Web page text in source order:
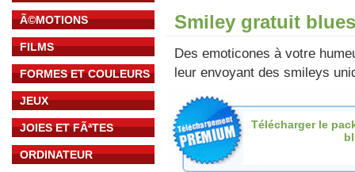
Ã©MOTIONS
FILMS
FORMES ET COULEURS
JEUX
JOIES ET FÃªTES
ORDINATEUR
Smiley gratuit
Des emoticones à votre
leur envoyant des smileys
Télécharger le